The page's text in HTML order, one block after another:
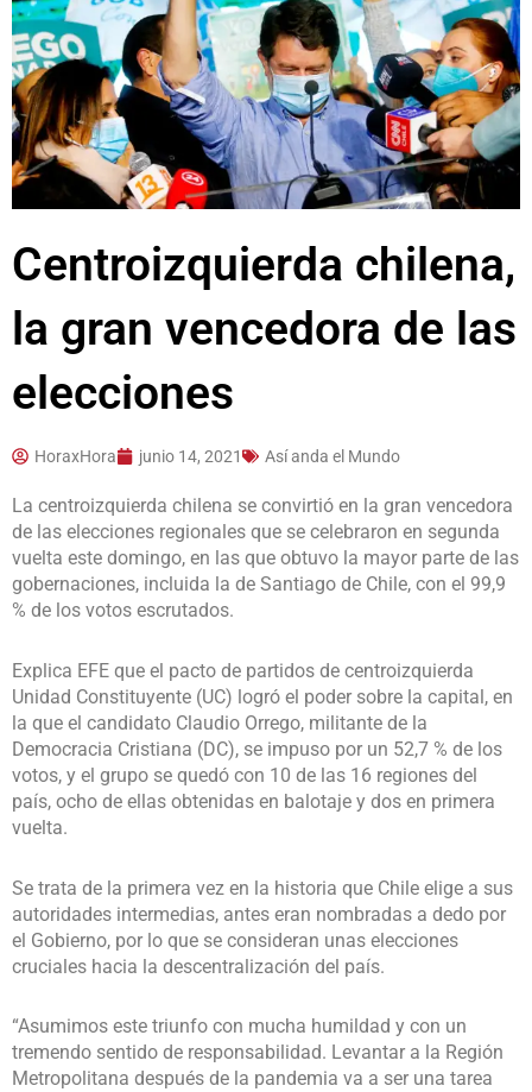
Centroizquierda chilena,
la gran vencedora de las
elecciones
HoraxHora junio 14, 2021 Así anda el Mundo
La centroizquierda chilena se convirtió en la gran vencedora
de las elecciones regionales que se celebraron en segunda
vuelta este domingo, en las que obtuvo la mayor parte de las
gobernaciones, incluida la de Santiago de Chile, con el 99,9
% de los votos escrutados.
Explica EFE que el pacto de partidos de centroizquierda
Unidad Constituyente (UC) logró el poder sobre la capital, en
la que el candidato Claudio Orrego, militante de la
Democracia Cristiana (DC), se impuso por un 52,7 % de los
votos, y el grupo se quedó con 10 de las 16 regiones del
país, ocho de ellas obtenidas en balotaje y dos en primera
vuelta.
Se trata de la primera vez en la historia que Chile elige a sus
autoridades intermedias, antes eran nombradas a dedo por
el Gobierno, por lo que se consideran unas elecciones
cruciales hacia la descentralización del país.
“Asumimos este triunfo con mucha humildad y con un
tremendo sentido de responsabilidad. Levantar a la Región
Metropolitana después de la pandemia va a ser una tarea